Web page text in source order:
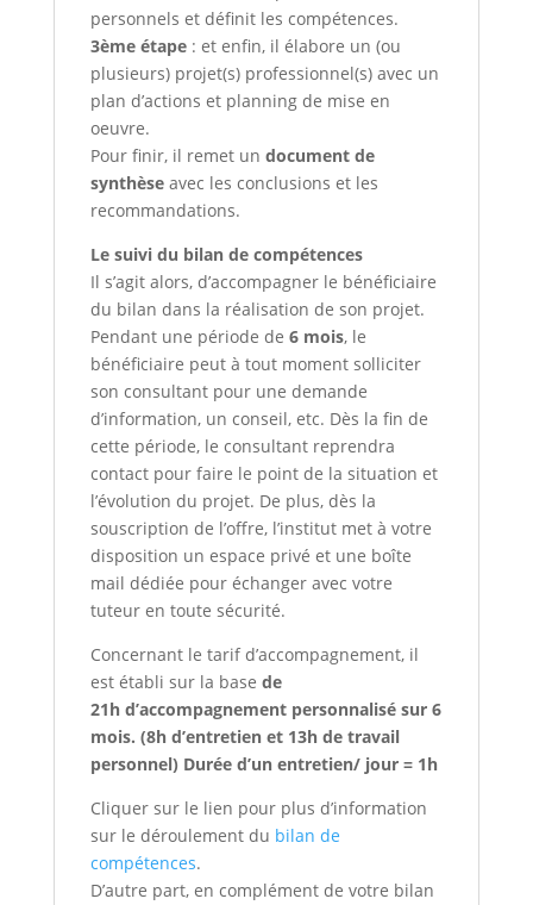
personnels et définit les compétences.
3ème étape: et enfin, il élabore un (ou
plusieurs) projet(s) professionnel(s) avec un
plan d’actions et planning de mise en
oeuvre.
Pour finir, il remet un document de
synthèse avec les conclusions et les
recommandations.
Le suivi du bilan de compétences
Il s’agit alors, d’accompagner le bénéficiaire
du bilan dans la réalisation de son projet.
Pendant une période de 6 mois, le
bénéficiaire peut à tout moment solliciter
son consultant pour une demande
d’information, un conseil, etc. Dès la fin de
cette période, le consultant reprendra
contact pour faire le point de la situation et
l’évolution du projet. De plus, dès la
souscription de l’offre, l’institut met à votre
disposition un espace privé et une boîte
mail dédiée pour échanger avec votre
tuteur en toute sécurité.
Concernant le tarif d’accompagnement, il
est établi sur la base de
21h d’accompagnement personnalisé sur 6
mois. (8h d’entretien et 13h de travail
personnel) Durée d’un entretien/ jour = 1h
Cliquer sur le lien pour plus d’information
sur le déroulement du bilan de
compétences.
D’autre part, en complément de votre bilan